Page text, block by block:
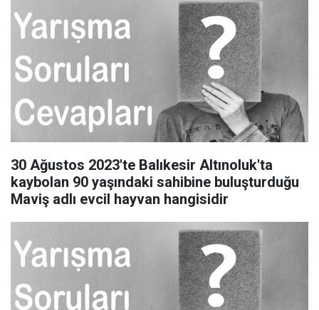
30 Ağustos 2023'te Balıkesir Altınoluk'ta
kaybolan 90 yaşındaki sahibine buluşturduğu
Maviş adlı evcil hayvan hangisidir